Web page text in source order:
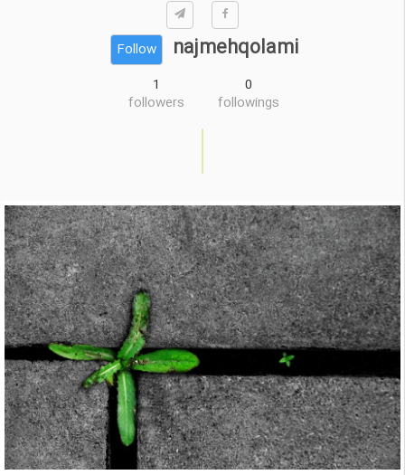
najmehqolami
Follow
0
followings
1
followers